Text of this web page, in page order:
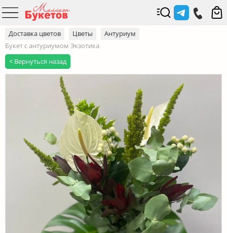
Доставка цветов Цветы
Антуриум
Букет с антуриумом Экзотика
< Вернуться назад